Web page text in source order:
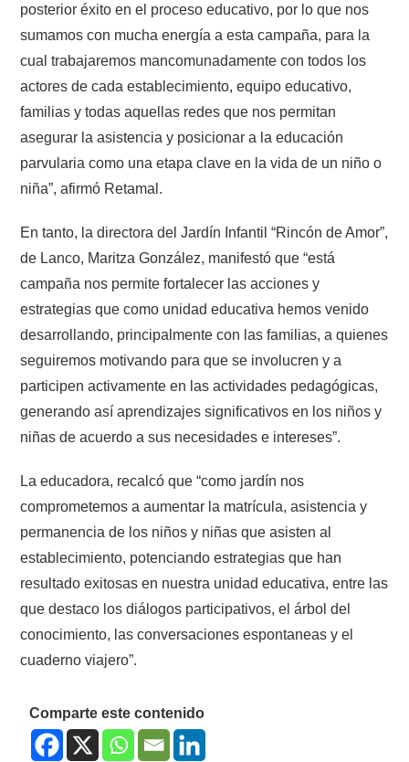
posterior éxito en el proceso educativo, por lo que nos
sumamos con mucha energía a esta campaña, para la
cual trabajaremos mancomunadamente con todos los
actores de cada establecimiento, equipo educativo,
familias y todas aquellas redes que nos permitan
asegurar la asistencia y posicionar a la educación
parvularia como una etapa clave en la vida de un niño o
niña”, afirmó Retamal.
En tanto, la directora del Jardín Infantil “Rincón de Amor”,
de Lanco, Maritza González, manifestó que “está
campaña nos permite fortalecer las acciones y
estrategias que como unidad educativa hemos venido
desarrollando, principalmente con las familias, a quienes
seguiremos motivando para que se involucren y a
participen activamente en las actividades pedagógicas,
generando así aprendizajes significativos en los niños y
niñas de acuerdo a sus necesidades e intereses”.
La educadora, recalcó que “como jardín nos
comprometemos a aumentar la matrícula, asistencia y
permanencia de los niños y niñas que asisten al
establecimiento, potenciando estrategias que han
resultado exitosas en nuestra unidad educativa, entre las
que destaco los diálogos participativos, el árbol del
conocimiento, las conversaciones espontaneas y el
cuaderno viajero”.
Comparte este contenido